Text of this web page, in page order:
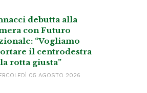
debutta alla
con Futuro
“Vogliamo
il centrodestra
rotta giusta”
05 AGOSTO 2026